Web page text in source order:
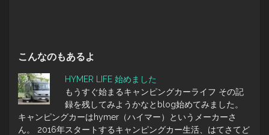
こんなのもあるよ
HYMER LIFE 始めました
もうすぐ始まるキャンピングカーライフ その記
録を残してみようかなとblog始めてみました。
キャンピングカーはhymer（ハイマー）というメーカーさ
ん。 2016年スタートするキャンピングカー生活、はてさてど